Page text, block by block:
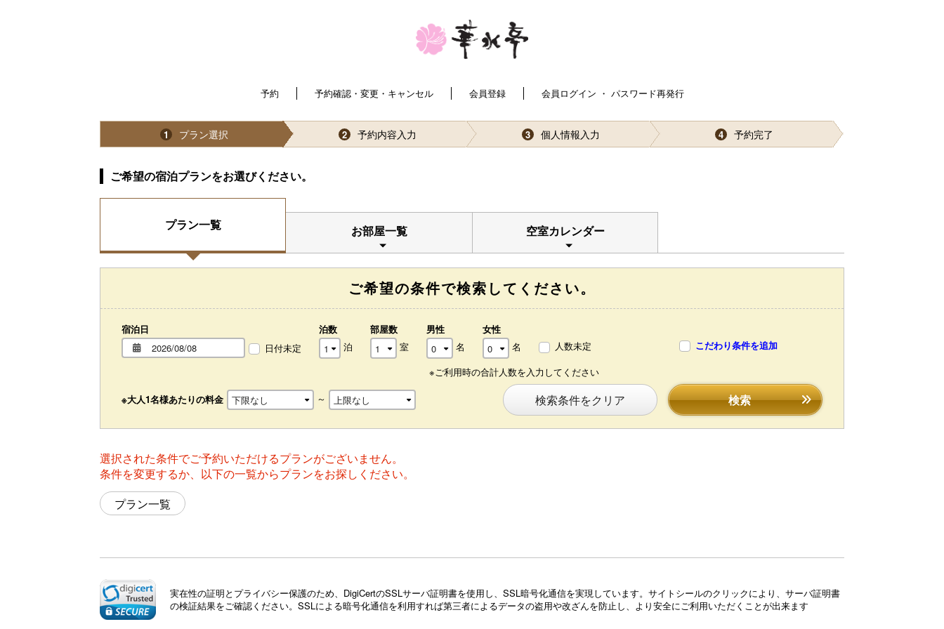
予約 予約確認・変更・キャンセル 会員登録 会員ログイン ・ パスワード再発行
1 プラン選択 2 予約内容入力 3 個人情報入力 4 予約完了
ご希望の宿泊プランをお選びください。
プラン一覧 お部屋一覧 空室カレンダー
ご希望の条件で検索してください。
宿泊日
日付未定
泊数
泊
部屋数
室
男性
名
女性
名
人数未定
※ご利用時の合計人数を入力してください
こだわり条件を追加
※大人1名様あたりの料金 ～ 検索条件をクリア 検索
選択された条件でご予約いただけるプランがございません。
条件を変更するか、以下の一覧からプランをお探しください。
プラン一覧
実在性の証明とプライバシー保護のため、DigiCertのSSLサーバ証明書を使用し、SSL暗号化通信を実現しています。サイトシールのクリックにより、サーバ証明書
の検証結果をご確認ください。SSLによる暗号化通信を利用すれば第三者によるデータの盗用や改ざんを防止し、より安全にご利用いただくことが出来ます